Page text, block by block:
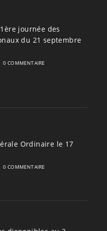
journée des
du 21 septembre
0 COMMENTAIRE
Ordinaire le 17
0 COMMENTAIRE